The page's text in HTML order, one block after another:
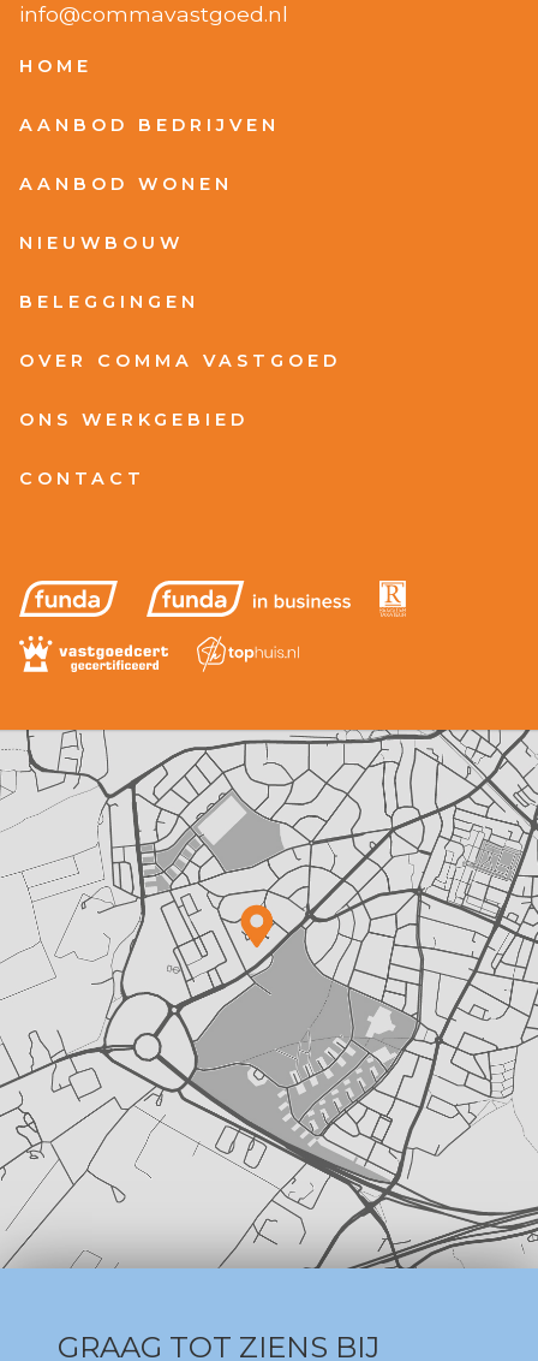
info@commavastgoed.nl
HOME
AANBOD BEDRIJVEN
AANBOD WONEN
NIEUWBOUW
BELEGGINGEN
OVER COMMA VASTGOED
ONS WERKGEBIED
CONTACT
GRAAG TOT ZIENS BIJ